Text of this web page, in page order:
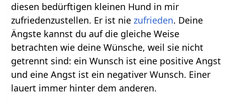
diesen bedürftigen kleinen Hund in mir
zufriedenzustellen. Er ist niezufrieden. Deine
Ängste kannst du auf die gleiche Weise
betrachten wie deine Wünsche, weil sie nicht
getrennt sind: ein Wunsch ist eine positive Angst
und eine Angst ist ein negativer Wunsch. Einer
lauert immer hinter dem anderen.